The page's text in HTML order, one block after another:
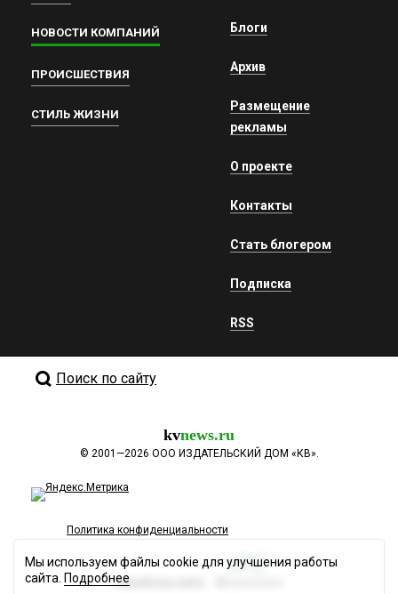
НОВОСТИ КОМПАНИЙ
ПРОИСШЕСТВИЯ
СТИЛЬ ЖИЗНИ
Блоги
Архив
Размещение
рекламы
О проекте
Контакты
Стать блогером
Подписка
RSS
Поиск по сайту
kvnews.ru
© 2001—2026 ООО ИЗДАТЕЛЬСКИЙ ДОМ «КВ».
Политика конфиденциальности
Разработка сайта
Мы используем файлы cookie для улучшения работы
сайта. Подробнее